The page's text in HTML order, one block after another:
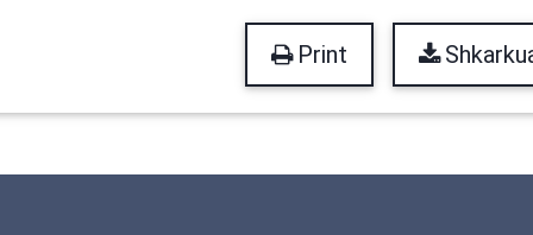
Print